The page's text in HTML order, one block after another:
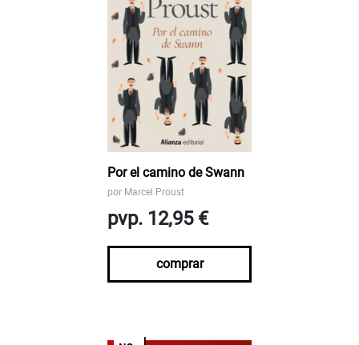
Por el camino de Swann
por Marcel Proust
pvp. 12,95 €
comprar